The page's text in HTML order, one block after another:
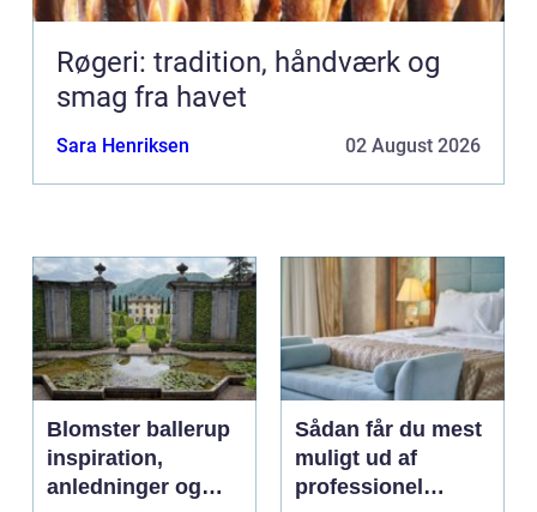
Røgeri: tradition, håndværk og
smag fra havet
Sara Henriksen 02 August 2026
Blomster ballerup
inspiration,
anledninger og
Sådan får du mest
muligt ud af
professionel